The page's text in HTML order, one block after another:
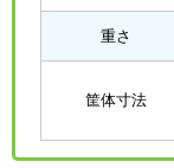
重さ
筐体寸法